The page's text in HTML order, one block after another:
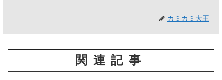
カミカミ大王
関連記事